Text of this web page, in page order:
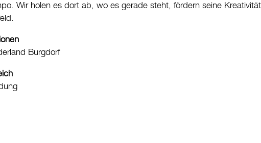
Wir holen es dort ab, wo es gerade steht, fördern seine
Burgdorf